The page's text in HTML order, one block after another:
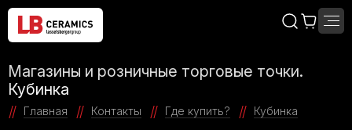
Магазины и розничные торговые точки.
Кубинка
Главная Контакты Где купить? Кубинка